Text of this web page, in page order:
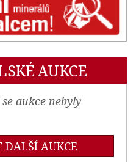
AUKCE
aukce nebyly
DALŠÍ AUKCE